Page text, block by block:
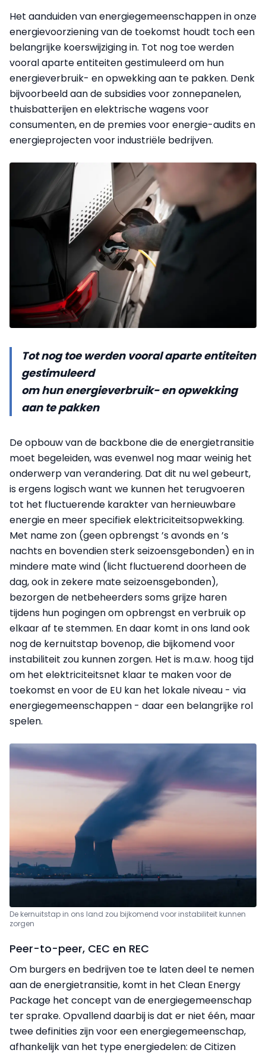
Het aanduiden van energiegemeenschappen in onze
energievoorziening van de toekomst houdt toch een
belangrijke koerswijziging in. Tot nog toe werden
vooral aparte entiteiten gestimuleerd om hun
energieverbruik- en opwekking aan te pakken. Denk
bijvoorbeeld aan de subsidies voor zonnepanelen,
thuisbatterijen en elektrische wagens voor
consumenten, en de premies voor energie-audits en
energieprojecten voor industriële bedrijven.
Tot nog toe werden vooral aparte entiteiten
gestimuleerd
om hun energieverbruik- en opwekking
aan te pakken
De opbouw van de backbone die de energietransitie
moet begeleiden, was evenwel nog maar weinig het
onderwerp van verandering. Dat dit nu wel gebeurt,
is ergens logisch want we kunnen het terugvoeren
tot het fluctuerende karakter van hernieuwbare
energie en meer specifiek elektriciteitsopwekking.
Met name zon (geen opbrengst ’s avonds en ’s
nachts en bovendien sterk seizoensgebonden) en in
mindere mate wind (licht fluctuerend doorheen de
dag, ook in zekere mate seizoensgebonden),
bezorgen de netbeheerders soms grijze haren
tijdens hun pogingen om opbrengst en verbruik op
elkaar af te stemmen. En daar komt in ons land ook
nog de kernuitstap bovenop, die bijkomend voor
instabiliteit zou kunnen zorgen. Het is m.a.w. hoog tijd
om het elektriciteitsnet klaar te maken voor de
toekomst en voor de EU kan het lokale niveau - via
energiegemeenschappen - daar een belangrijke rol
spelen.
De kernuitstap in ons land zou bijkomend voor instabiliteit kunnen
zorgen
Peer-to-peer, CEC en REC
Om burgers en bedrijven toe te laten deel te nemen
aan de energietransitie, komt in het Clean Energy
Package het concept van de energiegemeenschap
ter sprake. Opvallend daarbij is dat er niet één, maar
twee definities zijn voor een energiegemeenschap,
afhankelijk van het type energiedelen: de Citizen